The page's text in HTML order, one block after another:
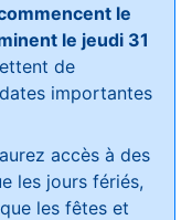
le
le jeudi 31
de
importantes
accès à des
les jours fériés,
les fêtes et